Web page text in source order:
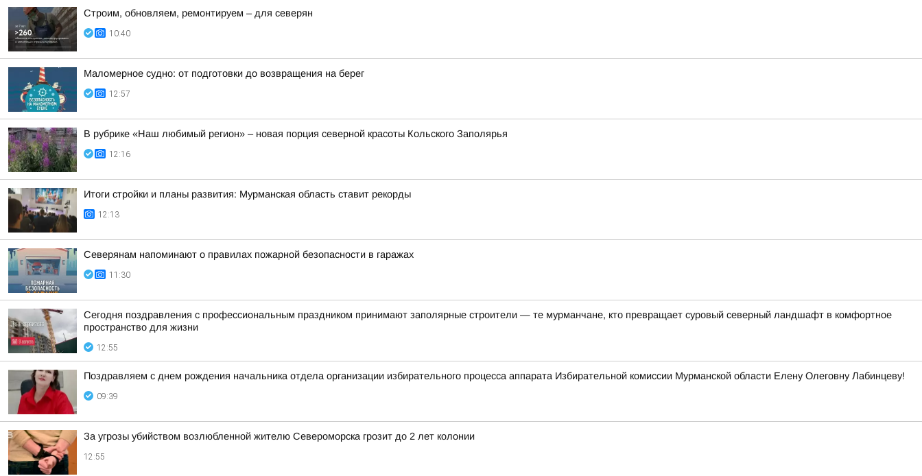
Строим, обновляем, ремонтируем – для северян
10:40
Маломерное судно: от подготовки до возвращения на берег
12:57
В рубрике «Наш любимый регион» – новая порция северной красоты Кольского Заполярья
12:16
Итоги стройки и планы развития: Мурманская область ставит рекорды
12:13
Северянам напоминают о правилах пожарной безопасности в гаражах
11:30
Сегодня поздравления с профессиональным праздником принимают заполярные строители — те мурманчане, кто превращает суровый северный ландшафт в комфортное
пространство для жизни
12:55
Поздравляем с днем рождения начальника отдела организации избирательного процесса аппарата Избирательной комиссии Мурманской области Елену Олеговну Лабинцеву!
09:39
За угрозы убийством возлюбленной жителю Североморска грозит до 2 лет колонии
12:55